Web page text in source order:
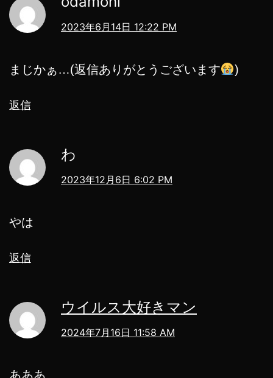
2023年6月14日 12:22 PM
まじかぁ…(返信ありがとうございます )
返信
わ
2023年12月6日 6:02 PM
やは
返信
ウイルス大好きマン
2024年7月16日 11:58 AM
あああ